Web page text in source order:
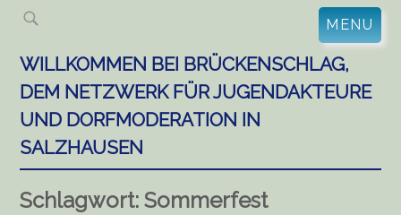
Skip
content
MENU
WILLKOMMEN BEI BRÜCKENSCHLAG,
DEM NETZWERK FÜR JUGENDAKTEURE
UND DORFMODERATION IN
SALZHAUSEN
Schlagwort:Sommerfest